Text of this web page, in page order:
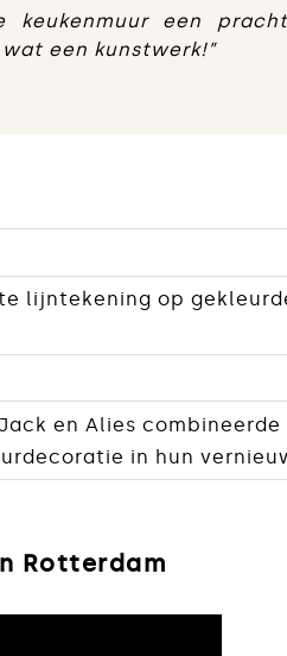
keukenmuur een
een kunstwerk!”
lijntekening op
en Alies
in hun
Rotterdam